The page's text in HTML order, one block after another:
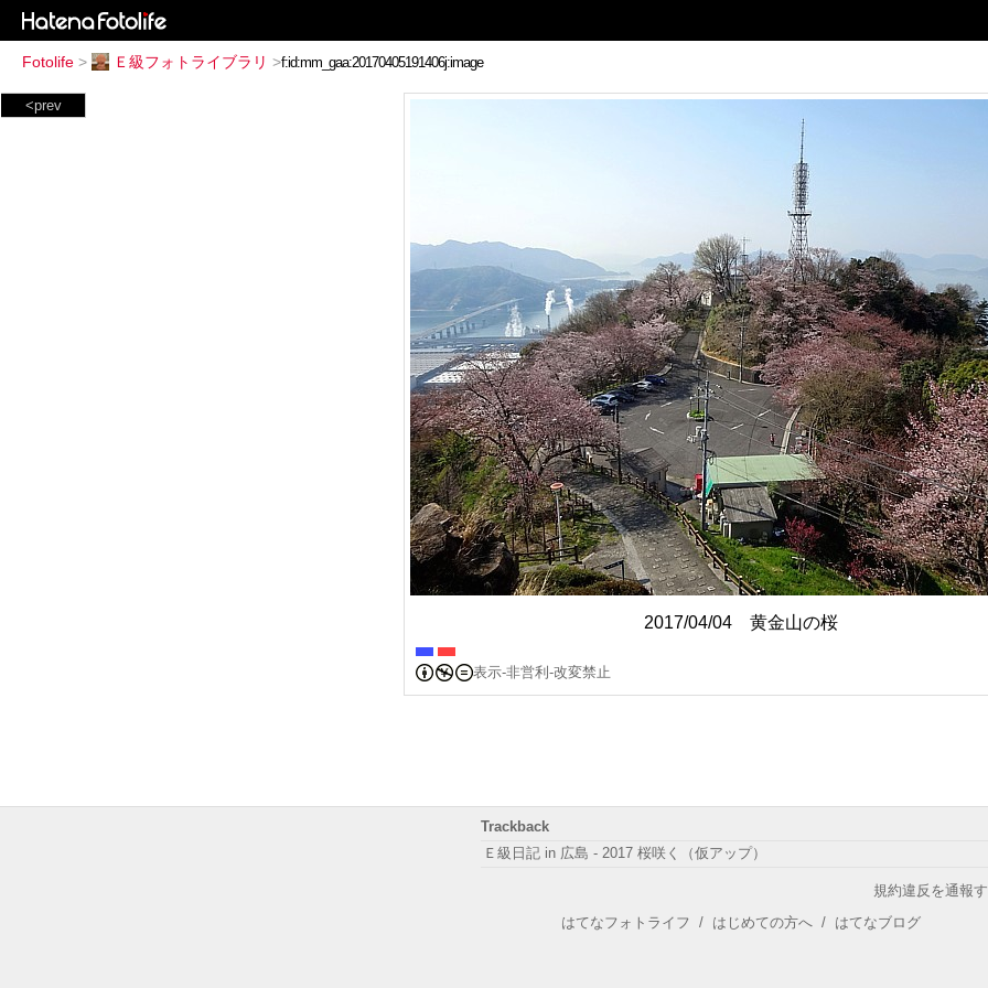
Fotolife > Ｅ級フォトライブラリ >
<prev
2017/04/04 黄金山の桜
表示-非営利-改変禁止
Trackback
Ｅ級日記 in 広島 - 2017 桜咲く（仮アップ）
規約違反を通報
はてなフォトライフ / はじめての方へ / はてなブログ